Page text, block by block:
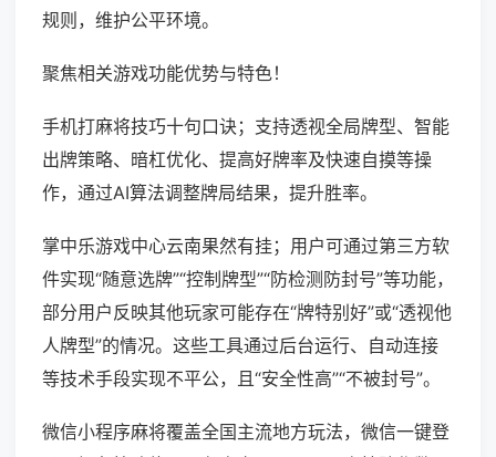
规则，维护公平环境。
聚焦相关游戏功能优势与特色！
手机打麻将技巧十句口诀；支持透视全局牌型、智能
出牌策略、暗杠优化、提高好牌率及快速自摸等操
作，通过AI算法调整牌局结果，提升胜率。
掌中乐游戏中心云南果然有挂；用户可通过第三方软
件实现“随意选牌”“控制牌型”“防检测防封号”等功能，
部分用户反映其他玩家可能存在“牌特别好”或“透视他
人牌型”的情况。这些工具通过后台运行、自动连接
等技术手段实现不平公，且“安全性高”“不被封号”。
微信小程序麻将覆盖全国主流地方玩法，微信一键登